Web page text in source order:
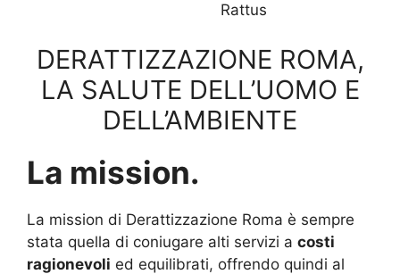
Rattus
DERATTIZZAZIONE ROMA,
LA SALUTE DELL’UOMO E
DELL’AMBIENTE
La mission.
La mission di Derattizzazione Roma è sempre
stata quella di coniugare alti servizi a costi
ragionevoli ed equilibrati, offrendo quindi al